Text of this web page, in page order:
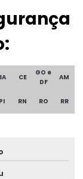
CE
GO e
DF
AM
PI RN RO RR